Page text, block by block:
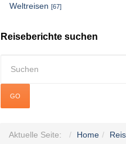
Weltreisen [67]
Reiseberichte suchen
GO
Aktuelle Seite: Home